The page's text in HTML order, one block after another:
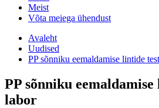
Meist
Võta meiega ühendust
Avaleht
Uudised
PP sõnniku eemaldamise lintide
PP sõnniku
labor